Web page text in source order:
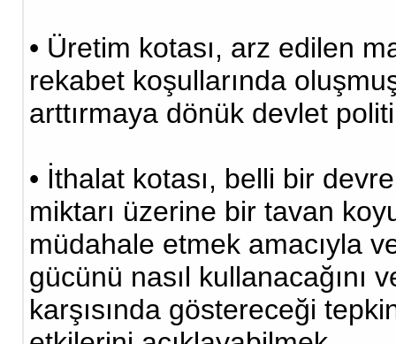
• Üretim kotası, arz edilen
rekabet koşullarında
arttırmaya dönük devlet
• İthalat kotası, belli bir
miktarı üzerine bir tavan
müdahale etmek amacıyla
gücünü nasıl kullanacağını
karşısında göstereceği